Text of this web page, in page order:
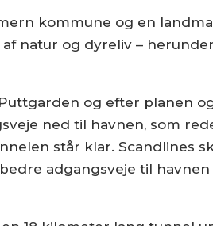
kommune og en
natur og dyreliv –
og efter planen
ned til havnen, som
står klar. Scandlines
adgangsveje til havnen